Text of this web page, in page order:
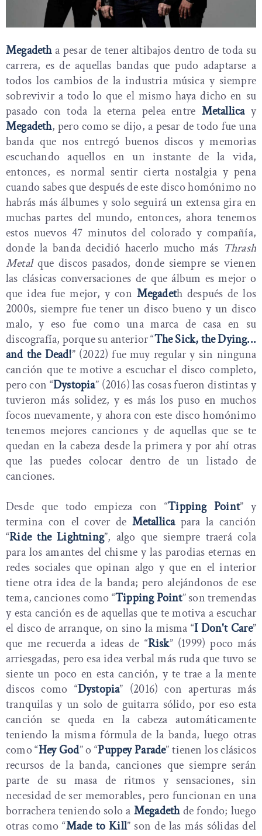
Megadetha pesar de tener altibajos dentro de toda su
carrera, es de aquellas bandas que pudo adaptarse a
todos los cambios de la industria música y siempre
sobrevivir a todo lo que el mismo haya dicho en su
pasado con toda la eterna pelea entre Metallicay
Megadeth, pero como se dijo, a pesar de todo fue una
banda que nos entregó buenos discos y memorias
escuchando aquellos en un instante de la vida,
entonces, es normal sentir cierta nostalgia y pena
cuando sabes que después de este disco homónimo no
habrás más álbumes y solo seguirá un extensa gira en
muchas partes del mundo, entonces, ahora tenemos
estos nuevos 47 minutos del colorado y compañía,
donde la banda decidió hacerlo mucho más Thrash
Metalque discos pasados, donde siempre se vienen
las clásicas conversaciones de que álbum es mejor o
que idea fue mejor, y con Megadeth después de los
2000s, siempre fue tener un disco bueno y un disco
malo, y eso fue como una marca de casa en su
discografía, porque su anterior “The Sick, the Dying...
and the Dead!” (2022) fue muy regular y sin ninguna
canción que te motive a escuchar el disco completo,
pero con “Dystopia” (2016) las cosas fueron distintas y
tuvieron más solidez, y es más los puso en muchos
focos nuevamente, y ahora con este disco homónimo
tenemos mejores canciones y de aquellas que se te
quedan en la cabeza desde la primera y por ahí otras
que las puedes colocar dentro de un listado de
canciones.
Desde que todo empieza con “Tipping Point” y
termina con el cover de Metallicapara la canción
“Ride the Lightning”, algo que siempre traerá cola
para los amantes del chisme y las parodias eternas en
redes sociales que opinan algo y que en el interior
tiene otra idea de la banda; pero alejándonos de ese
tema, canciones como “Tipping Point” son tremendas
y esta canción es de aquellas que te motiva a escuchar
el disco de arranque, on sino la misma “I Don't Care”
que me recuerda a ideas de “Risk” (1999) poco más
arriesgadas, pero esa idea verbal más ruda que tuvo se
siente un poco en esta canción, y te trae a la mente
discos como “Dystopia” (2016) con aperturas más
tranquilas y un solo de guitarra sólido, por eso esta
canción se queda en la cabeza automáticamente
teniendo la misma fórmula de la banda, luego otras
como “Hey God” o “Puppey Parade” tienen los clásicos
recursos de la banda, canciones que siempre serán
parte de su masa de ritmos y sensaciones, sin
necesidad de ser memorables, pero funcionan en una
borrachera teniendo solo a Megadethde fondo; luego
otras como “Made to Kill” son de las más sólidas del